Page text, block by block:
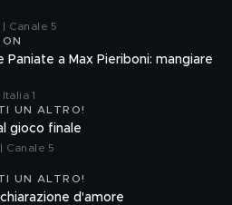
Canale 5
Paniate a Max Pieriboni: mangiare
1
UN ALTRO!
gioco finale
Canale 5
UN ALTRO!
d'amore